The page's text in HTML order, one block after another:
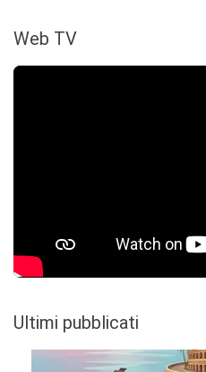
Web TV
Ultimi pubblicati